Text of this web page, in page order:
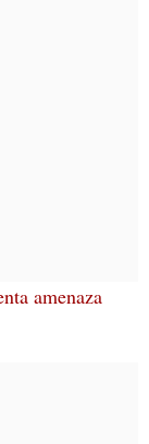
amenaza